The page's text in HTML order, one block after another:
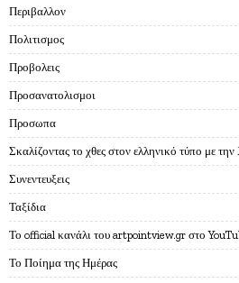
Περιβαλλον
Πολιτισμος
Προβολεις
Προσανατολισμοι
Προσωπα
Σκαλίζοντας το χθες στον ελληνικό τύπο με
Συνεντευξεις
Ταξίδια
Το official κανάλι του artpointview.gr στο
Το Ποίημα της Ημέρας